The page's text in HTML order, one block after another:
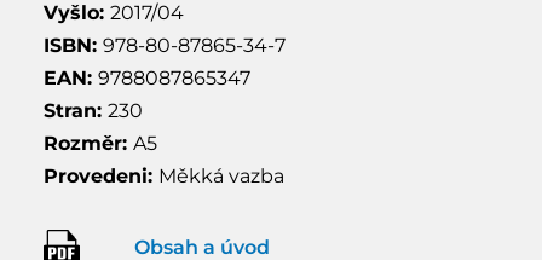
Vyšlo: 2017/04
ISBN: 978-80-87865-34-7
EAN: 9788087865347
Stran: 230
Rozměr: A5
Provedeni: Měkká vazba
Obsah a úvod